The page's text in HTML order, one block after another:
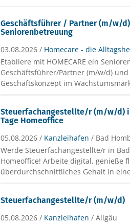
Geschäftsführer / Partner (m/w/
Seniorenbetreuung
03.08.2026 / Homecare - die
Etabliere mit HOMECARE ein
Geschäftsführer/Partner (m/w/d)
Geschäftskonzept im
Steuerfachangestellte/r (m/w/d)
Tage Homeoffice
05.08.2026 / Kanzleihafen / Bad
Werde Steuerfachangestellte/r in
Homeoffice! Arbeite digital, genieße
überdurchschnittliches Gehalt in
Steuerfachangestellte/r (m/w/d)
05.08.2026 / Kanzleihafen / Allgäu